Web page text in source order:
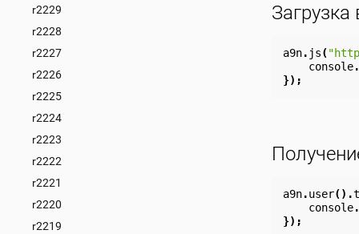
r2229
r2228
r2227
r2226
r2225
r2224
r2223
r2222
r2221
r2220
r2219
a9n. js(
console.
});
a9n.user().
console.
});